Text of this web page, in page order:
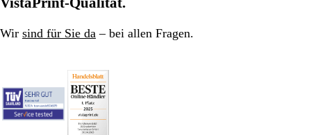
Wir sind für Sie da – bei allen Fragen.